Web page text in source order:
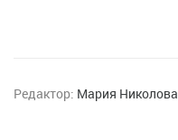
Редактор: Мария Николова